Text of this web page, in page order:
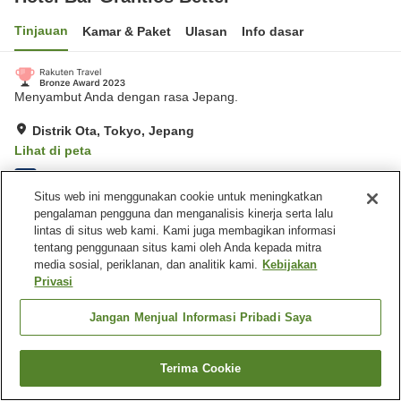
Tinjauan Kamar & Paket Ulasan Info dasar
Menyambut Anda dengan rasa Jepang.
Distrik Ota, Tokyo, Jepang
Lihat di peta
Fasilitas properti
Spa / Salon kecantikan
Restoran
Bar
Pemandian udara terbuka
Beranda Jepang Tokyo
Distrik Ota
Hotel Bar Grantios Bettei
Cari kamar
Situs web ini menggunakan cookie untuk meningkatkan
pengalaman pengguna dan menganalisis kinerja serta lalu
lintas di situs web kami. Kami juga membagikan informasi
tentang penggunaan situs kami oleh Anda kepada mitra
media sosial, periklanan, dan analitik kami. Kebijakan
Privasi
Jangan Menjual Informasi Pribadi Saya
Terima Cookie